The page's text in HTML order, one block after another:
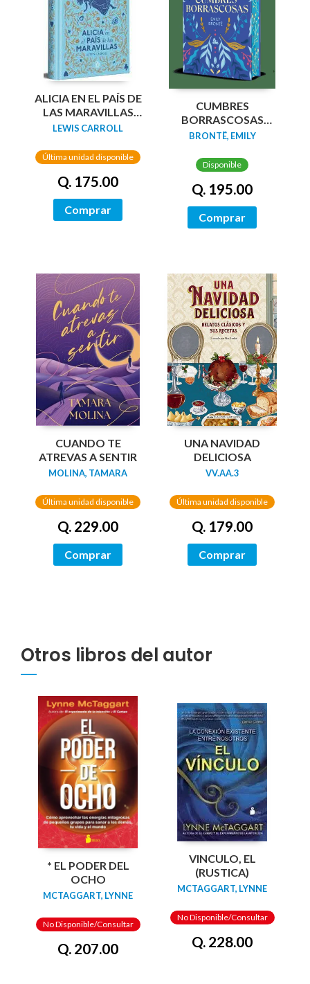
ALICIA EN EL PAÍS DE
LAS MARAVILLAS
(EDICIÓN LIMITADA
PINTADOS)
LEWIS CARROLL
Última unidad disponible
Q. 175.00
Comprar
CUMBRES
BORRASCOSAS
(EDICION LIMITADA
TINTADOS)
BRONTË, EMILY
Disponible
Q. 195.00
Comprar
CUANDO TE
ATREVAS A SENTIR
MOLINA, TAMARA
Última unidad disponible
Q. 229.00
Comprar
UNA NAVIDAD
DELICIOSA
VV.AA.3
Última unidad disponible
Q. 179.00
Comprar
Otros libros del autor
* EL PODER DEL
OCHO
MCTAGGART, LYNNE
No Disponible/Consultar
Q. 207.00
VINCULO, EL
(RUSTICA)
MCTAGGART, LYNNE
No Disponible/Consultar
Q. 228.00